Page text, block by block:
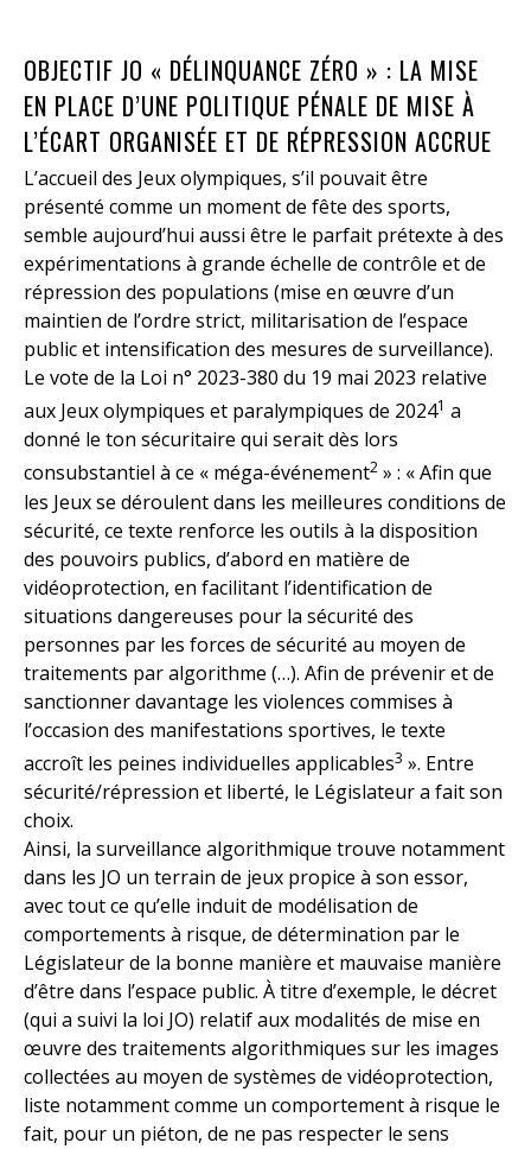
OBJECTIF JO « DÉLINQUANCE ZÉRO » : LA MISE
EN PLACE D’UNE POLITIQUE PÉNALE DE MISE À
L’ÉCART ORGANISÉE ET DE RÉPRESSION ACCRUE
L’accueil des Jeux olympiques, s’il pouvait être
présenté comme un moment de fête des sports,
semble aujourd’hui aussi être le parfait prétexte à des
expérimentations à grande échelle de contrôle et de
répression des populations (mise en œuvre d’un
maintien de l’ordre strict, militarisation de l’espace
public et intensification des mesures de surveillance).
Le vote de la Loi n° 2023-380 du 19 mai 2023 relative
aux Jeux olympiques et paralympiques de 20241 a
donné le ton sécuritaire qui serait dès lors
consubstantiel à ce « méga-événement2 » : « Afin que
les Jeux se déroulent dans les meilleures conditions de
sécurité, ce texte renforce les outils à la disposition
des pouvoirs publics, d’abord en matière de
vidéoprotection, en facilitant l’identification de
situations dangereuses pour la sécurité des
personnes par les forces de sécurité au moyen de
traitements par algorithme (…). Afin de prévenir et de
sanctionner davantage les violences commises à
l’occasion des manifestations sportives, le texte
accroît les peines individuelles applicables3 ». Entre
sécurité/répression et liberté, le Législateur a fait son
choix.
Ainsi, la surveillance algorithmique trouve notamment
dans les JO un terrain de jeux propice à son essor,
avec tout ce qu’elle induit de modélisation de
comportements à risque, de détermination par le
Législateur de la bonne manière et mauvaise manière
d’être dans l’espace public. À titre d’exemple, le décret
(qui a suivi la loi JO) relatif aux modalités de mise en
œuvre des traitements algorithmiques sur les images
collectées au moyen de systèmes de vidéoprotection,
liste notamment comme un comportement à risque le
fait, pour un piéton, de ne pas respecter le sens